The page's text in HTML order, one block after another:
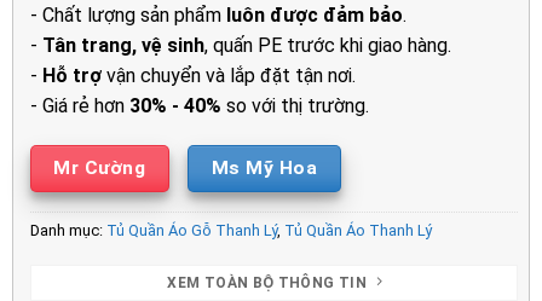
- Chất lượng sản phẩm luôn được đảm bảo.
- Tân trang, vệ sinh, quấn PE trước khi giao hàng.
- Hỗ trợvận chuyển và lắp đặt tận nơi.
- Giá rẻ hơn 30% - 40% so với thị trường.
Mr Cường Ms Mỹ Hoa
Danh mục: Tủ Quần Áo Gỗ Thanh Lý, Tủ Quần Áo Thanh Lý
XEM TOÀN BỘ THÔNG TIN